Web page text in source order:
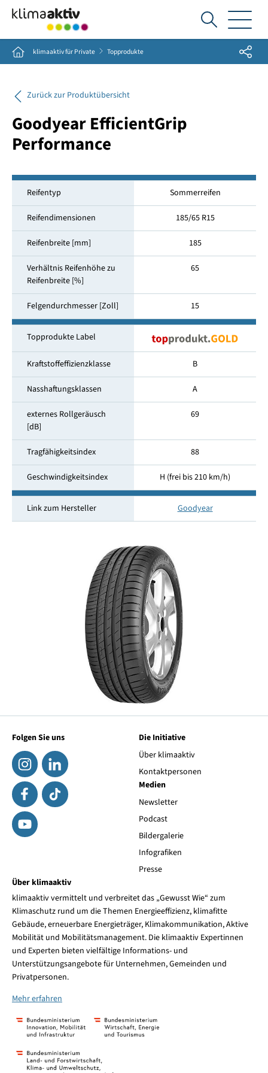
Ich
suche...
Home klimaaktiv für Private Topprodukte Share
Zurück zur Produktübersicht
Goodyear EfficientGrip
Performance
Reifentyp Sommerreifen
Reifendimensionen 185/65 R15
Reifenbreite [mm] 185
Verhältnis Reifenhöhe zu
Reifenbreite [%]
65
Felgendurchmesser [Zoll] 15
Topprodukte Label
Kraftstoffeffizienzklasse B
Nasshaftungsklassen A
externes Rollgeräusch
[dB]
69
Tragfähigkeitsindex 88
Geschwindigkeitsindex H (frei bis 210 km/h)
Link zum Hersteller Goodyear
Folgen Sie uns
Die Initiative
Über klimaaktiv
Kontaktpersonen
Medien
Newsletter
Podcast
Bildergalerie
Infografiken
Presse
Über klimaaktiv
klimaaktiv vermittelt und verbreitet das „Gewusst Wie“ zum
Klimaschutz rund um die Themen Energieeffizienz, klimafitte
Gebäude, erneuerbare Energieträger, Klimakommunikation, Aktive
Mobilität und Mobilitätsmanagement. Die klimaaktiv Expertinnen
und Experten bieten vielfältige Informations- und
Unterstützungsangebote für Unternehmen, Gemeinden und
Privatpersonen.
Mehr erfahren